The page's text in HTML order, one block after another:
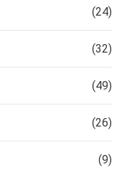
(24)
(32)
(49)
(26)
(9)